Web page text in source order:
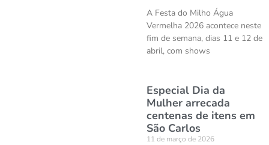
A Festa do Milho Água
Vermelha 2026 acontece neste
fim de semana, dias 11 e 12 de
abril, com shows
Especial Dia da
Mulher arrecada
centenas de itens em
São Carlos
11 de março de 2026